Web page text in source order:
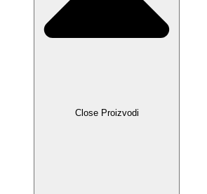
Close Proizvodi